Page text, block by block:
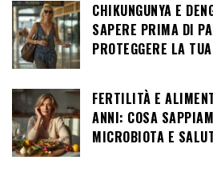
CHIKUNGUNYA E
SAPERE PRIMA DI
PROTEGGERE LA
FERTILITÀ E
ANNI: COSA
MICROBIOTA E